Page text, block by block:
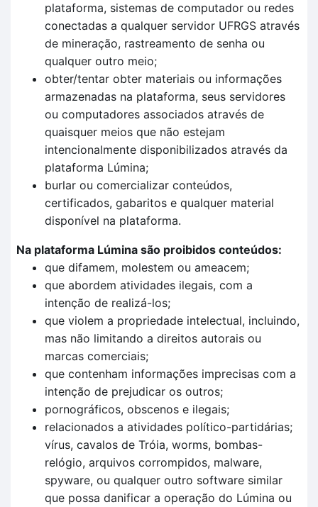
plataforma, sistemas de computador ou redes
conectadas a qualquer servidor UFRGS através
de mineração, rastreamento de senha ou
qualquer outro meio;
obter/tentar obter materiais ou informações
armazenadas na plataforma, seus servidores
ou computadores associados através de
quaisquer meios que não estejam
intencionalmente disponibilizados através da
plataforma Lúmina;
burlar ou comercializar conteúdos,
certificados, gabaritos e qualquer material
disponível na plataforma.
Na plataforma Lúmina são proibidos conteúdos:
que difamem, molestem ou ameacem;
que abordem atividades ilegais, com a
intenção de realizá-los;
que violem a propriedade intelectual, incluindo,
mas não limitando a direitos autorais ou
marcas comerciais;
que contenham informações imprecisas com a
intenção de prejudicar os outros;
pornográficos, obscenos e ilegais;
relacionados a atividades político-partidárias;
vírus, cavalos de Tróia, worms, bombas-
relógio, arquivos corrompidos, malware,
spyware, ou qualquer outro software similar
que possa danificar a operação do Lúmina ou